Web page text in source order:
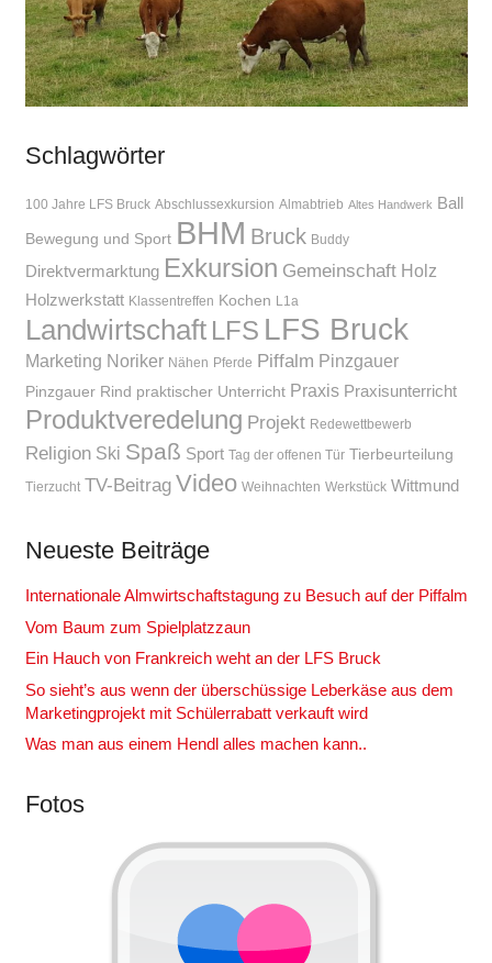
Schlagwörter
100 Jahre LFS Bruck Abschlussexkursion Almabtrieb Altes Handwerk Ball
Bewegung und Sport BHM Bruck Buddy
Direktvermarktung Exkursion Gemeinschaft Holz
Holzwerkstatt Klassentreffen Kochen L1a
Landwirtschaft LFS LFS Bruck
Marketing Noriker Nähen Pferde Piffalm Pinzgauer
Pinzgauer Rind praktischer Unterricht Praxis Praxisunterricht
Produktveredelung Projekt Redewettbewerb
Religion Ski Spaß Sport Tag der offenen Tür Tierbeurteilung
Tierzucht TV-Beitrag Video Weihnachten Werkstück Wittmund
Neueste Beiträge
Internationale Almwirtschaftstagung zu Besuch auf der Piffalm
Vom Baum zum Spielplatzzaun
Ein Hauch von Frankreich weht an der LFS Bruck
So sieht’s aus wenn der überschüssige Leberkäse aus dem
Marketingprojekt mit Schülerrabatt verkauft wird
Was man aus einem Hendl alles machen kann..
Fotos